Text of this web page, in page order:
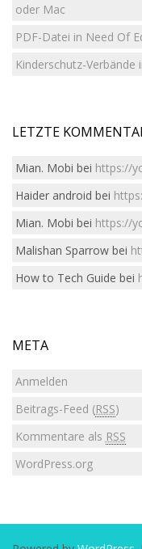
oder Mac
PDF-Datei in Need Of
Kinderschutz-Verbände
LETZTE
Mian. Mobi bei https://
Haider android bei
Mian. Mobi bei https://
Malishan Sparrowbei
How to Tech Guide bei
META
Anmelden
Beitrags-Feed (RSS)
Kommentare als RSS
WordPress.org